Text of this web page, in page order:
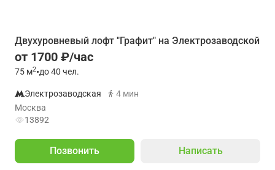
Двухуровневый лофт "Графит" на Электрозаводской
от 1700 ₽/час
75 м2•до 40 чел.
Электрозаводская
4 мин
Москва
13892
Позвонить Написать